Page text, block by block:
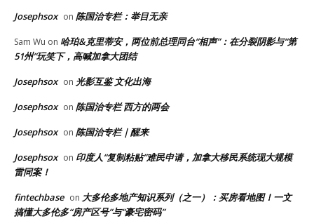
Josephsox on 陈国治专栏：举目无亲
Sam Wu on 哈珀&克里蒂安，两位前总理同台“相声”：在分裂阴影与“第
51州”玩笑下，高喊加拿大团结
Josephsox on 光影互鉴 文化出海
Josephsox on 陈国治专栏 西方的两会
Josephsox on 陈国治专栏｜醒来
Josephsox on 印度人“复制粘贴”难民申请，加拿大移民系统现大规模
雷同案！
fintechbase on 大多伦多地产知识系列（之一）：买房看地图！一文
搞懂大多伦多“房产区号”与“豪宅密码”